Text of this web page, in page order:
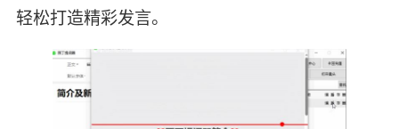
轻松打造精彩发言。